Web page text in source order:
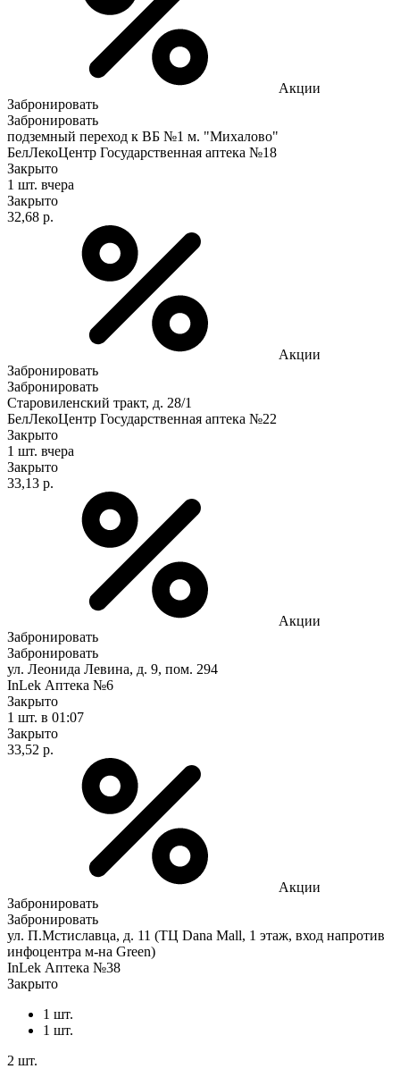
Акции
Забронировать
Забронировать
подземный переход к ВБ №1 м. "Михалово"
БелЛекоЦентр Государственная аптека №18
Закрыто
1 шт. вчера
Закрыто
32,68 р.
Акции
Забронировать
Забронировать
Старовиленский тракт, д. 28/1
БелЛекоЦентр Государственная аптека №22
Закрыто
1 шт. вчера
Закрыто
33,13 р.
Акции
Забронировать
Забронировать
ул. Леонида Левина, д. 9, пом. 294
InLek Аптека №6
Закрыто
1 шт. в 01:07
Закрыто
33,52 р.
Акции
Забронировать
Забронировать
ул. П.Мстиславца, д. 11 (ТЦ Dana Mall, 1 этаж, вход напротив
инфоцентра м-на Green)
InLek Аптека №38
Закрыто
1 шт.
1 шт.
2 шт.